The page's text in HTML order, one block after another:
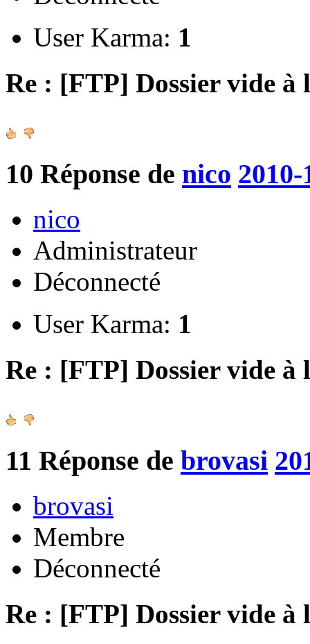
User Karma: 1
Re : [FTP] Dossier vide à
10 Réponse de nico
nico
Administrateur
Déconnecté
User Karma: 1
Re : [FTP] Dossier vide à
11 Réponse de brovasi
brovasi
Membre
Déconnecté
Re : [FTP] Dossier vide à